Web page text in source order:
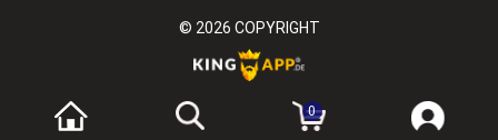
© 2026 COPYRIGHT
0